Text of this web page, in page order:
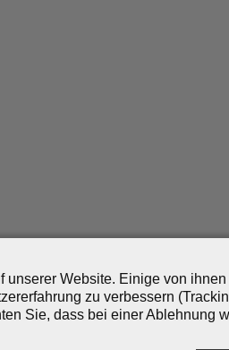
unserer Website. Einige von
zu verbessern
Sie, dass bei einer Ablehnung